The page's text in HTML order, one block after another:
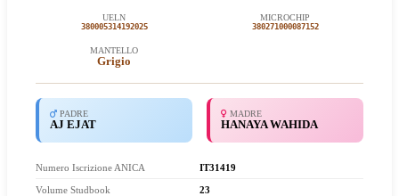
UELN
380005314192025
MICROCHIP
380271000087152
MANTELLO
Grigio
PADRE
AJ EJAT
MADRE
HANAYA WAHIDA
Numero Iscrizione ANICA IT31419
Volume Studbook 23